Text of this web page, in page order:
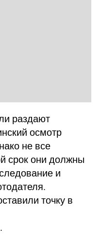
раздают
осмотр
не все
срок они должны
и
точку в